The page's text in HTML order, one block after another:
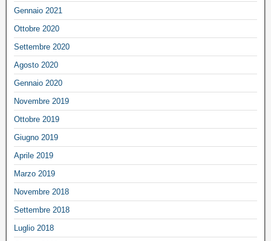
Gennaio 2021
Ottobre 2020
Settembre 2020
Agosto 2020
Gennaio 2020
Novembre 2019
Ottobre 2019
Giugno 2019
Aprile 2019
Marzo 2019
Novembre 2018
Settembre 2018
Luglio 2018